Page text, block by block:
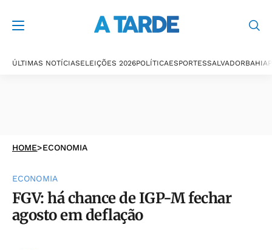
ÚLTIMAS NOTÍCIASELEIÇÕES 2026POLÍTICAESPORTESSALVADORBAHIA
HOME>ECONOMIA
ECONOMIA
FGV: há chance de IGP-M fechar
agosto em deflação